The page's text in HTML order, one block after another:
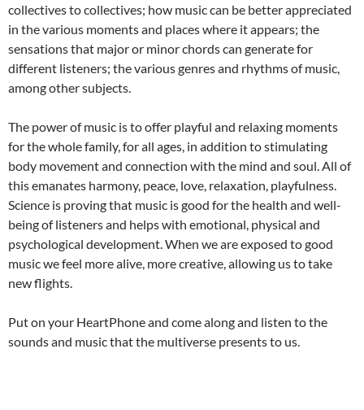
collectives to collectives; how music can be better appreciated
in the various moments and places where it appears; the
sensations that major or minor chords can generate for
different listeners; the various genres and rhythms of music,
among other subjects.
The power of music is to offer playful and relaxing moments
for the whole family, for all ages, in addition to stimulating
body movement and connection with the mind and soul. All of
this emanates harmony, peace, love, relaxation, playfulness.
Science is proving that music is good for the health and well-
being of listeners and helps with emotional, physical and
psychological development. When we are exposed to good
music we feel more alive, more creative, allowing us to take
new flights.
Put on your HeartPhone and come along and listen to the
sounds and music that the multiverse presents to us.